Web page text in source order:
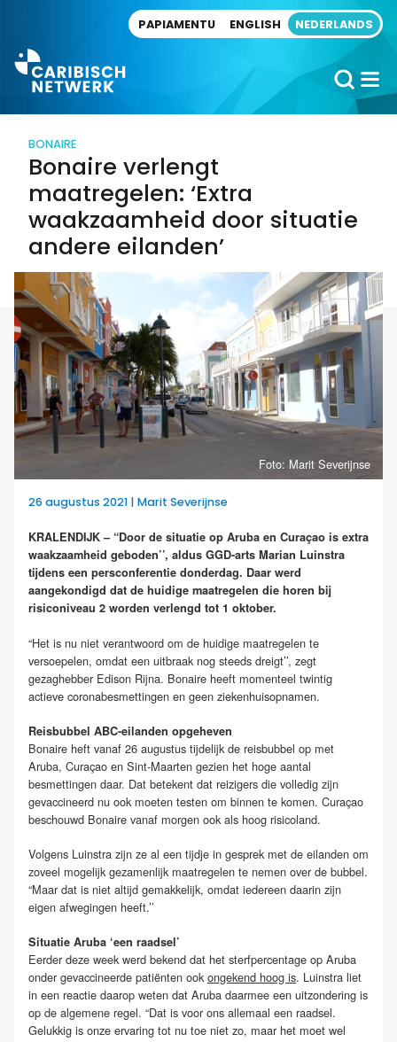
PAPIAMENTU ENGLISH NEDERLANDS
BONAIRE
Bonaire verlengt
maatregelen: ‘Extra
waakzaamheid door situatie
andere eilanden’
Foto: Marit Severijnse
26 augustus 2021 | Marit Severijnse
KRALENDIJK – “Door de situatie op Aruba en Curaçao is extra
waakzaamheid geboden’’, aldus GGD-arts Marian Luinstra
tijdens een persconferentie donderdag. Daar werd
aangekondigd dat de huidige maatregelen die horen bij
risiconiveau 2 worden verlengd tot 1 oktober.
“Het is nu niet verantwoord om de huidige maatregelen te
versoepelen, omdat een uitbraak nog steeds dreigt’’, zegt
gezaghebber Edison Rijna. Bonaire heeft momenteel twintig
actieve coronabesmettingen en geen ziekenhuisopnamen.
Reisbubbel ABC-eilanden opgeheven
Bonaire heft vanaf 26 augustus tijdelijk de reisbubbel op met
Aruba, Curaçao en Sint-Maarten gezien het hoge aantal
besmettingen daar. Dat betekent dat reizigers die volledig zijn
gevaccineerd nu ook moeten testen om binnen te komen. Curaçao
beschouwd Bonaire vanaf morgen ook als hoog risicoland.
Volgens Luinstra zijn ze al een tijdje in gesprek met de eilanden om
zoveel mogelijk gezamenlijk maatregelen te nemen over de bubbel.
“Maar dat is niet altijd gemakkelijk, omdat iedereen daarin zijn
eigen afwegingen heeft.’’
Situatie Aruba ‘een raadsel’
Eerder deze week werd bekend dat het sterfpercentage op Aruba
onder gevaccineerde patiënten ookongekend hoog is. Luinstra liet
in een reactie daarop weten dat Aruba daarmee een uitzondering is
op de algemene regel. “Dat is voor ons allemaal een raadsel.
Gelukkig is onze ervaring tot nu toe niet zo, maar het moet wel